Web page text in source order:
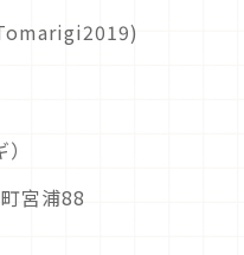
宮浦88